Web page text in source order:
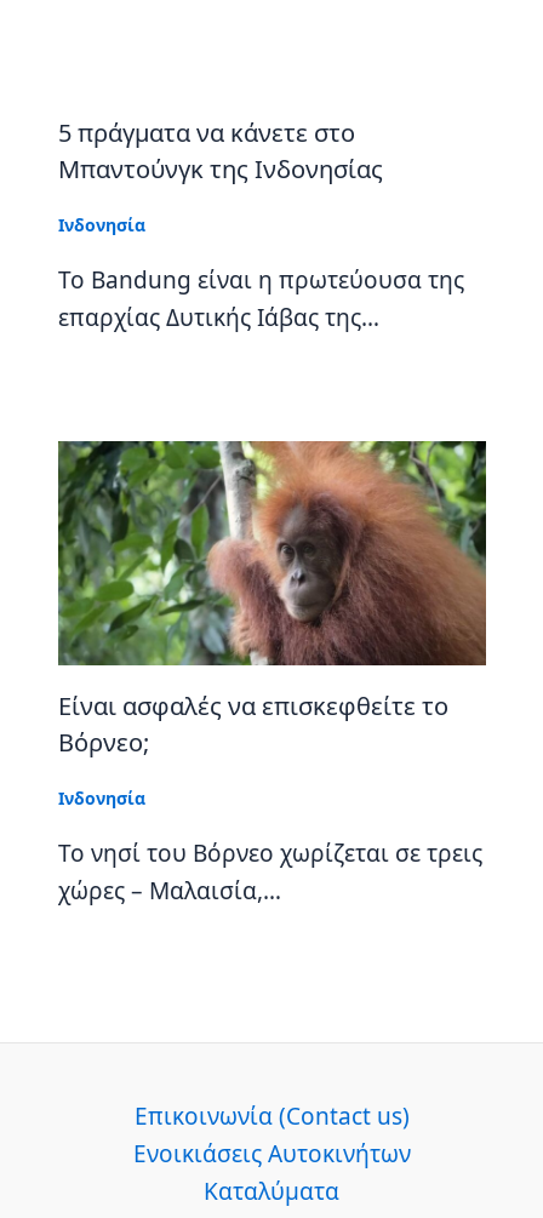
5 πράγματα να κάνετε στο
Μπαντούνγκ της Ινδονησίας
Ινδονησία
Το Bandung είναι η πρωτεύουσα της
επαρχίας Δυτικής Ιάβας της…
Είναι ασφαλές να επισκεφθείτε το
Βόρνεο;
Ινδονησία
Το νησί του Βόρνεο χωρίζεται σε τρεις
χώρες – Μαλαισία,…
Επικοινωνία (Contact us)
Ενοικιάσεις Αυτοκινήτων
Καταλύματα